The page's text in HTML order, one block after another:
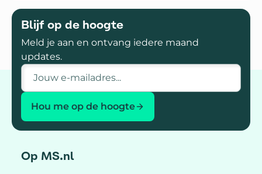
Blijf op de hoogte
Meld je aan en ontvang iedere maand
updates.
E-mailadres
Hou me op de hoogte
Op MS.nl